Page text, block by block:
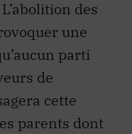
des
une
parti
de
cette
parents dont